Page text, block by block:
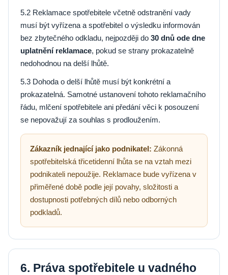
5.2 Reklamace spotřebitele včetně odstranění vady
musí být vyřízena a spotřebitel o výsledku informován
bez zbytečného odkladu, nejpozději do 30 dnů ode dne
uplatnění reklamace, pokud se strany prokazatelně
nedohodnou na delší lhůtě.
5.3 Dohoda o delší lhůtě musí být konkrétní a
prokazatelná. Samotné ustanovení tohoto reklamačního
řádu, mlčení spotřebitele ani předání věci k posouzení
se nepovažují za souhlas s prodloužením.
Zákazník jednající jako podnikatel: Zákonná
spotřebitelská třicetidenní lhůta se na vztah mezi
podnikateli nepoužije. Reklamace bude vyřízena v
přiměřené době podle její povahy, složitosti a
dostupnosti potřebných dílů nebo odborných
podkladů.
6. Práva spotřebitele u vadného